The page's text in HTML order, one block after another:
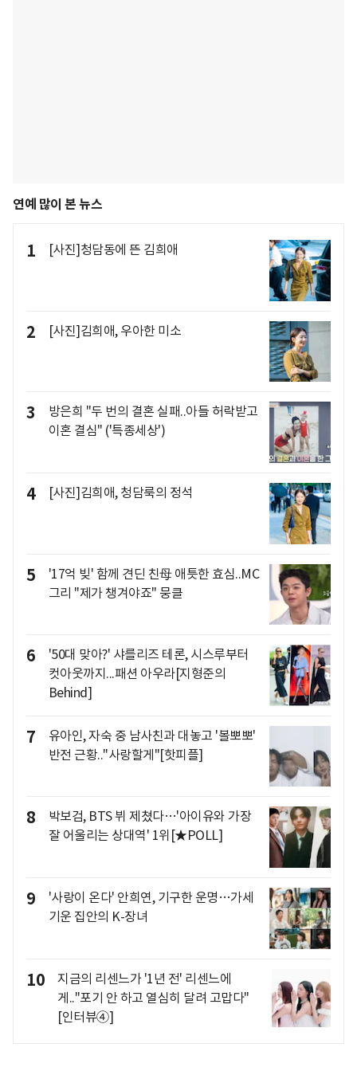
연예 많이 본 뉴스
1 [사진]청담동에 뜬 김희애
2 [사진]김희애, 우아한 미소
3
방은희 "두 번의 결혼 실패..아들 허락받고
이혼 결심" ('특종세상')
4 [사진]김희애, 청담룩의 정석
5
'17억 빚' 함께 견딘 친母 애틋한 효심..MC
그리 "제가 챙겨야죠" 뭉클
6
'50대 맞아?' 샤를리즈 테론, 시스루부터
컷아웃까지...패션 아우라[지형준의
Behind]
7
유아인, 자숙 중 남사친과 대놓고 '볼뽀뽀'
반전 근황.."사랑할게"[핫피플]
8
박보검, BTS 뷔 제쳤다…'아이유와 가장
잘 어울리는 상대역' 1위[★POLL]
9
'사랑이 온다' 안희연, 기구한 운명…가세
기운 집안의 K-장녀
10
지금의 리센느가 '1년 전' 리센느에
게.."포기 안 하고 열심히 달려 고맙다"
[인터뷰④]